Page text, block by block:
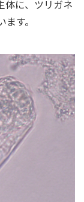
体に、ツリガネ
す。